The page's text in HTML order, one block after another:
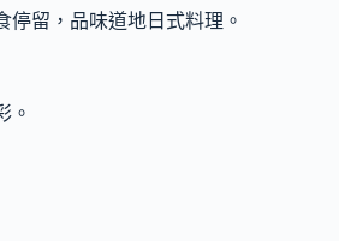
留，品味道地日式料理。
。